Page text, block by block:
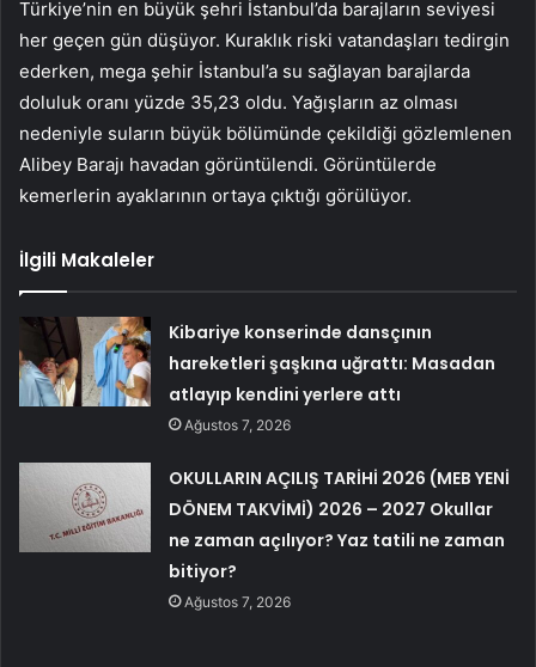
Türkiye’nin en büyük şehri İstanbul’da barajların seviyesi
her geçen gün düşüyor. Kuraklık riski vatandaşları tedirgin
ederken, mega şehir İstanbul’a su sağlayan barajlarda
doluluk oranı yüzde 35,23 oldu. Yağışların az olması
nedeniyle suların büyük bölümünde çekildiği gözlemlenen
Alibey Barajı havadan görüntülendi. Görüntülerde
kemerlerin ayaklarının ortaya çıktığı görülüyor.
İlgili Makaleler
Kibariye konserinde dansçının
hareketleri şaşkına uğrattı: Masadan
atlayıp kendini yerlere attı
Ağustos 7, 2026
OKULLARIN AÇILIŞ TARİHİ 2026 (MEB YENİ
DÖNEM TAKVİMİ) 2026 – 2027 Okullar
ne zaman açılıyor? Yaz tatili ne zaman
bitiyor?
Ağustos 7, 2026